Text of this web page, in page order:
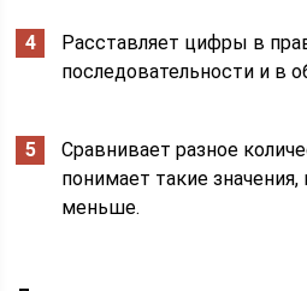
Расставляет цифры в
последовательности и в
Сравнивает разное
понимает такие
меньше.